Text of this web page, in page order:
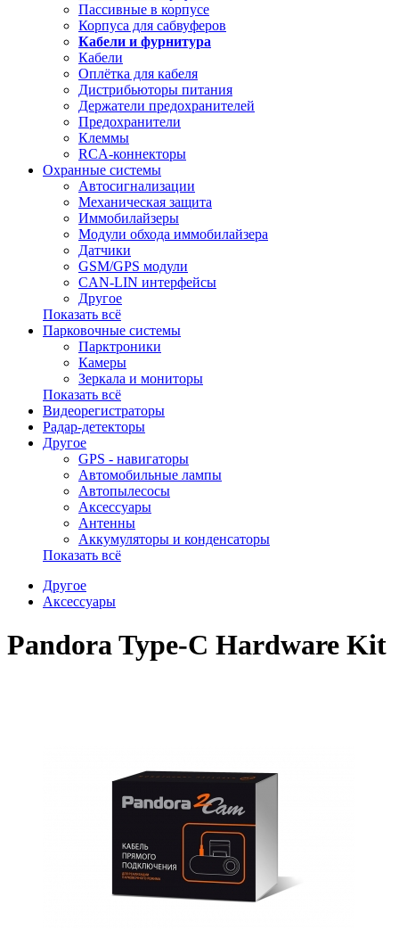
Пассивные в корпусе
Корпуса для сабвуферов
Кабели и фурнитура
Кабели
Оплётка для кабеля
Дистрибьюторы питания
Держатели предохранителей
Предохранители
Клеммы
RCA-коннекторы
Охранные системы
Автосигнализации
Механическая защита
Иммобилайзеры
Модули обхода иммобилайзера
Датчики
GSM/GPS модули
CAN-LIN интерфейсы
Другое
Показать всё
Парковочные системы
Парктроники
Камеры
Зеркала и мониторы
Показать всё
Видеорегистраторы
Радар-детекторы
Другое
GPS - навигаторы
Автомобильные лампы
Автопылесосы
Аксессуары
Антенны
Аккумуляторы и конденсаторы
Показать всё
Другое
Аксессуары
Pandora Type-C Hardware Kit